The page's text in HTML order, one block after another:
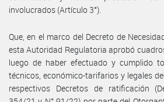
involucrados (Artículo 3°).
Que, en el marco del Decreto de
esta Autoridad Regulatoria aprobó
luego de haber efectuado y cumplido
técnicos, económico-tarifarios y legales
respectivos Decretos de ratificación